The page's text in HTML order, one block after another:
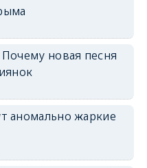
новая песня
аномально жаркие